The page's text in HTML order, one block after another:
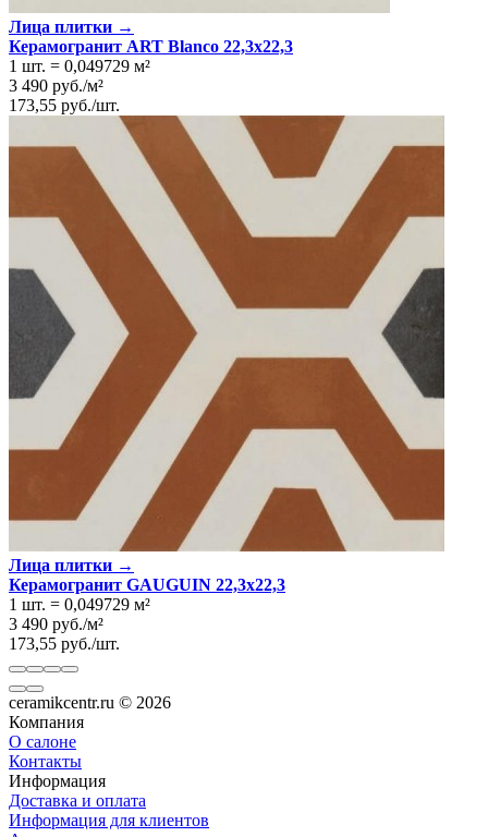
Лица плитки →
Керамогранит ART Blanco 22,3x22,3
1 шт. = 0,049729 м²
3 490 руб./м²
173,55 руб./шт.
Лица плитки →
Керамогранит GAUGUIN 22,3x22,3
1 шт. = 0,049729 м²
3 490 руб./м²
173,55 руб./шт.
ceramikcentr.ru © 2026
Компания
О салоне
Контакты
Информация
Доставка и оплата
Информация для клиентов